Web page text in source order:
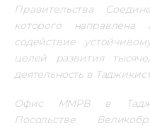
Правительства
которого
содействие
целей развития
деятельность в
Офис ММРВ в
Посольстве